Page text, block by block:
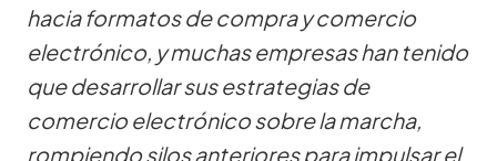
hacia formatos de compra y comercio
electrónico, y muchas empresas han tenido
que desarrollar sus estrategias de
comercio electrónico sobre la marcha,
rompiendo silos anteriores para impulsar el